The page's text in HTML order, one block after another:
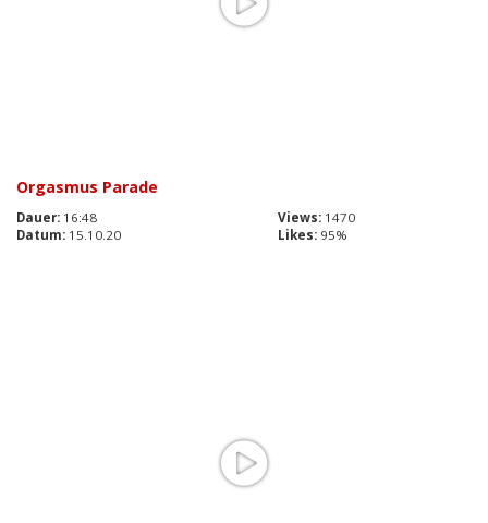
Orgasmus Parade
Dauer: 16:48 Views: 1470
Datum: 15.10.20 Likes: 95%